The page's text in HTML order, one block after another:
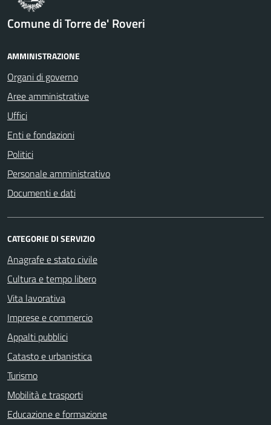
Comune di Torre de' Roveri
AMMINISTRAZIONE
Organi di governo
Aree amministrative
Uffici
Enti e fondazioni
Politici
Personale amministrativo
Documenti e dati
CATEGORIE DI SERVIZIO
Anagrafe e stato civile
Cultura e tempo libero
Vita lavorativa
Imprese e commercio
Appalti pubblici
Catasto e urbanistica
Turismo
Mobilità e trasporti
Educazione e formazione